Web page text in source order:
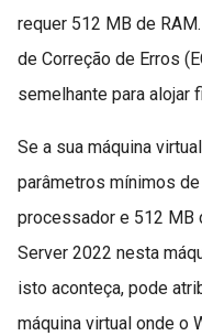
requer 512 MB de
de Correção de Erros
semelhante para alojar
Se a sua máquina
parâmetros mínimos
processador e 512 MB
Server 2022 nesta
isto aconteça, pode
máquina virtual onde o